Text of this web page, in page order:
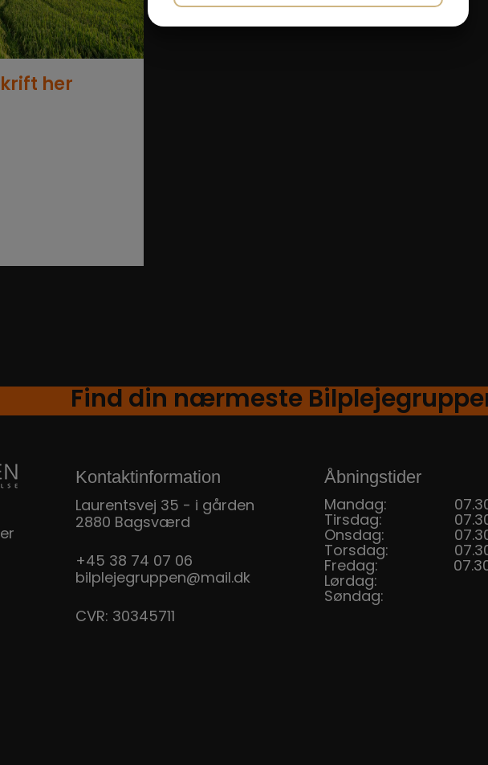
her
Find din nærmeste
Kontaktinformation
Laurentsvej 35 - i gården
2880 Bagsværd
+45 38 74 07 06
bilplejegruppen@mail.dk
CVR: 30345711
Åbningstider
Mandag:
Tirsdag:
Onsdag:
Torsdag:
Fredag:
Lørdag:
Søndag: